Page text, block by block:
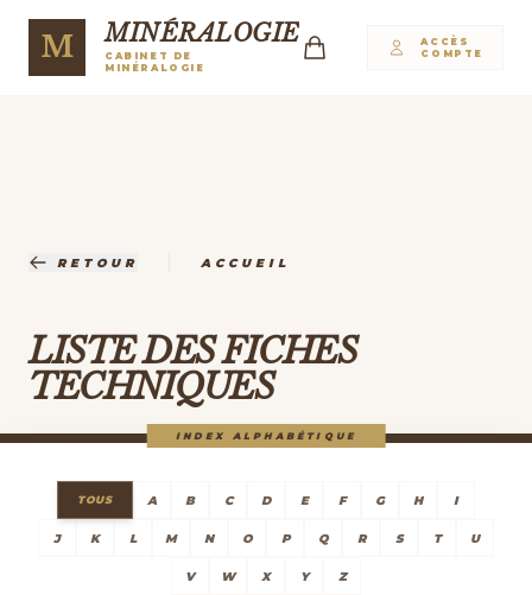
M MINÉRALOGIE
CABINET DE
MINÉRALOGIE
ACCÈS
COMPTE
RETOUR ACCUEIL
LISTE DES FICHES
TECHNIQUES
INDEX ALPHABÉTIQUE
TOUS A B C D E F G H I
J K L M N O P Q R S T U
V W X Y Z